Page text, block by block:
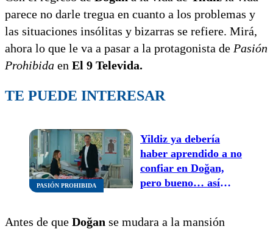
parece no darle tregua en cuanto a los problemas y
las situaciones insólitas y bizarras se refiere. Mirá,
ahora lo que le va a pasar a la protagonista de Pasión
Prohibida en El 9 Televida.
TE PUEDE INTERESAR
PASIÓN PROHIBIDA
Yildiz ya debería
haber aprendido a no
confiar en Doğan,
pero bueno… así
Antes de que Doğan se mudara a la mansión